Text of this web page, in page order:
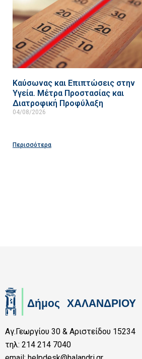
Καύσωνας και Επιπτώσεις στην
Υγεία. Μέτρα Προστασίας και
Διατροφική Προφύλαξη
04/08/2026
Περισσότερα
Αγ.Γεωργίου 30 & Αριστείδου 15234
τηλ: 214 214 7040